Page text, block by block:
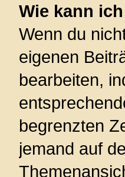
Wie kann
Wenn du
eigenen
bearbeiten,
begrenzten
jemand auf